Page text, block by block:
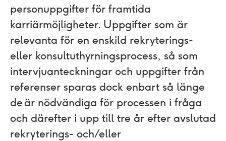
personuppgifter för framtida
karriärmöjligheter. Uppgifter som är
relevanta för en enskild rekryterings-
eller konsultuthyrningsprocess, så som
intervjuanteckningar och uppgifter från
referenser sparas dock enbart så länge
de är nödvändiga för processen i fråga
och därefter i upp till tre år efter avslutad
rekryterings- och /eller